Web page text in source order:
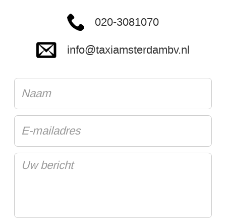
020-3081070
info@taxiamsterdambv.nl